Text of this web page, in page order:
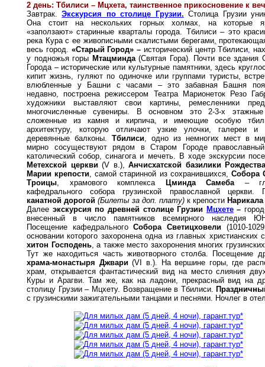
2 день: Тбилиси – Мцхета, таинственное прикосновение к
Завтрак.Экскурсия по столице Грузии. Столица Грузии
Она стоит на нескольких горных холмах, на которые
«заползают» старинные кварталы города. Тбилиси – это
река Кура с ее живописными скалистыми берегами,
весь город. «Старый Город» – исторический центр Тбилиси,
у подножья горы Мтацминда(Святая Гора). Почти все здания
Города – исторические или культурные памятники, здесь
кипит жизнь, гуляют по одиночке или группами туристы,
влюбленные у Башни с часами – это забавная Башня
недавно, построена режиссером Театра Марионеток Резо
художники выставляют свои картины, ремесленники
многочисленные сувениры. В основном это 2-3-х
сложенные из камня и кирпича, и имеющие особую
архитектуру, которую отличают узкие улочки, галереи и
деревянные балконы. Тбилиси, одно из немногих мест в
мирно сосуществуют рядом в Старом Городе
католический собор, синагога и мечеть. В ходе экскурсии
Метехской церкви(V в.),Анчисхатской базилики
Марии крепости, самой старинной из сохранившихся, Собора
Троицы, храмового комплекса Цминда Самеба–
кафедрального собора грузинской православной церкви.
канатной дорогой (Билеты за доп. плату) к крепости Нарикала
Далее экскурсия по древней столице Грузии Мцхете–
внесенный в число памятников всемирного наследия
Посещение кафедральногоСобора Светицховели (1010-
основании которого захоронена одна из главных христианских
хитон Господень, а также место захоронения многих
Тут же находиться часть животворного столба. Посещение
храма-монастыря Джвари(VI в.). На вершине горы, где
храм, открывается фантастический вид на место слияния
Куры и Арагви. Там же, как на ладони, прекрасный вид на
столицу Грузии – Мцхету. Возвращение в Тбилиси.
с грузинскими зажигательными танцами и песнями. Ночлег в